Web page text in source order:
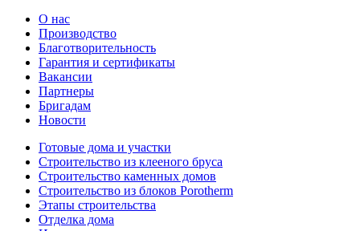
О нас
Производство
Благотворительность
Гарантия и сертификаты
Вакансии
Партнеры
Бригадам
Новости
Готовые дома и участки
Строительство из клееного бруса
Строительство каменных домов
Строительство из блоков Porotherm
Этапы строительства
Отделка дома